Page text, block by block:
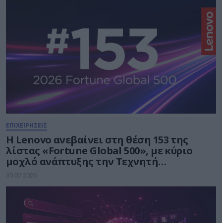
ΕΠΙΧΕΙΡΗΣΕΙΣ
Η Lenovo ανεβαίνει στη θέση 153 της
λίστας «Fortune Global 500», με κύριο
μοχλό ανάπτυξης την Τεχνητή
Νοημοσύνη
30.07.2026